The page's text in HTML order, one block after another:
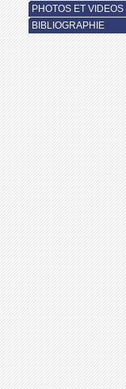
PHOTOS ET VIDEOS
BIBLIOGRAPHIE